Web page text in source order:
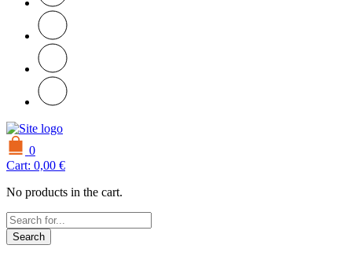
0
Cart: 0,00 €
No products in the cart.
Search